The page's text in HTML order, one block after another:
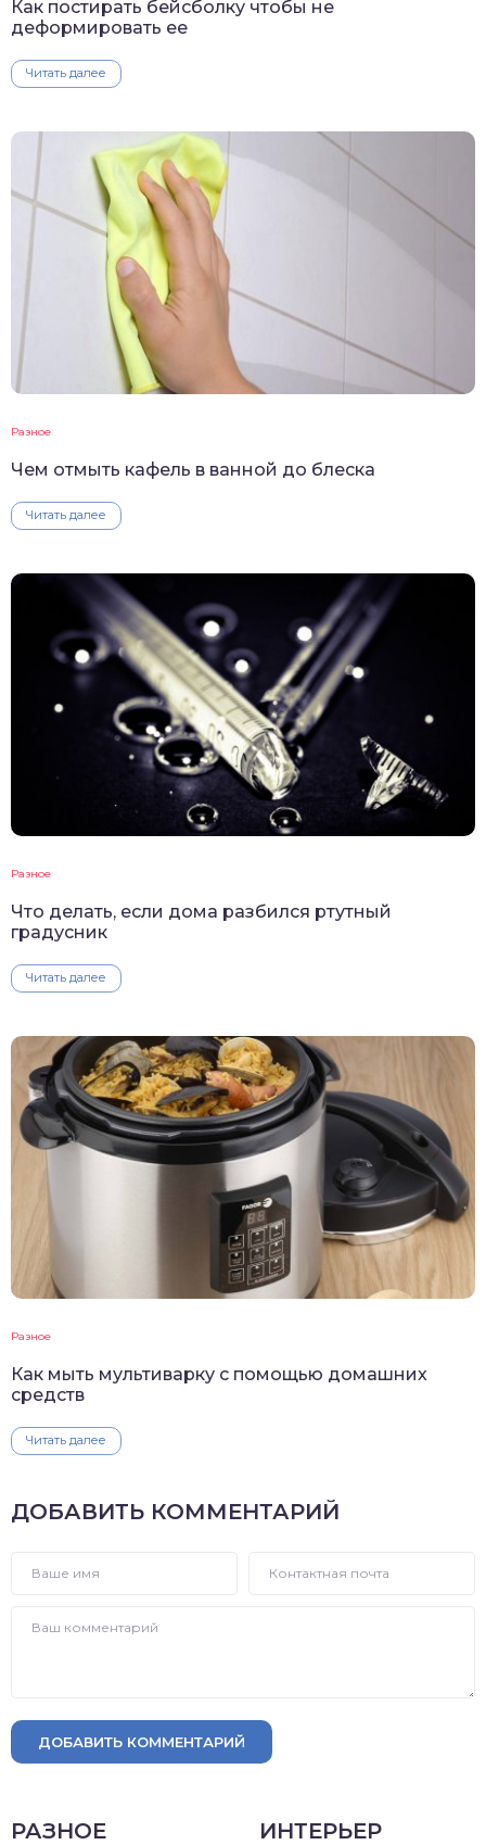
Как постирать бейсболку чтобы не
деформировать ее
Читать далее
Разное
Чем отмыть кафель в ванной до блеска
Читать далее
Разное
Что делать, если дома разбился ртутный
градусник
Читать далее
Разное
Как мыть мультиварку с помощью домашних
средств
Читать далее
ДОБАВИТЬ КОММЕНТАРИЙ
ДОБАВИТЬ КОММЕНТАРИЙ
РАЗНОЕ ИНТЕРЬЕР